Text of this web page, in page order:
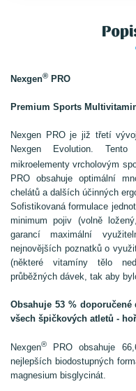
Nexgen® PRO
Premium Sports
Nexgen PRO je již třetí
Nexgen Evolution.
mikroelementy vrcholovým
PRO obsahuje optimální
chelátů a dalších účinných
Sofistikovaná formulace
minimum pojiv (volně
garancí maximální
nejnovějších poznatků o
(některé vitamíny tělo
průběžných dávek, tak aby
Obsahuje 53 %
všech špičkových atletů -
Nexgen®
PRO obsahuje
nejlepších biodostupných
magnesium bisglycinát.